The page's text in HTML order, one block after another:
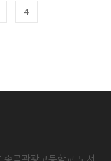
4